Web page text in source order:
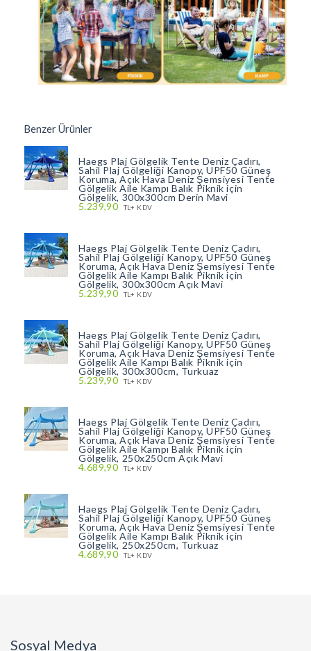
Benzer Ürünler
Haegs Plaj Gölgelik Tente Deniz Çadırı,
Sahil Plaj Gölgeliği Kanopy, UPF50 Güneş
Koruma, Açık Hava Deniz Şemsiyesi Tente
Gölgelik Aile Kampı Balık Piknik için
Gölgelik, 300x300cm Derin Mavi
5.239,90 TL+ KDV
Haegs Plaj Gölgelik Tente Deniz Çadırı,
Sahil Plaj Gölgeliği Kanopy, UPF50 Güneş
Koruma, Açık Hava Deniz Şemsiyesi Tente
Gölgelik Aile Kampı Balık Piknik için
Gölgelik, 300x300cm Açık Mavi
5.239,90 TL+ KDV
Haegs Plaj Gölgelik Tente Deniz Çadırı,
Sahil Plaj Gölgeliği Kanopy, UPF50 Güneş
Koruma, Açık Hava Deniz Şemsiyesi Tente
Gölgelik Aile Kampı Balık Piknik için
Gölgelik, 300x300cm, Turkuaz
5.239,90 TL+ KDV
Haegs Plaj Gölgelik Tente Deniz Çadırı,
Sahil Plaj Gölgeliği Kanopy, UPF50 Güneş
Koruma, Açık Hava Deniz Şemsiyesi Tente
Gölgelik Aile Kampı Balık Piknik için
Gölgelik, 250x250cm Açık Mavi
4.689,90 TL+ KDV
Haegs Plaj Gölgelik Tente Deniz Çadırı,
Sahil Plaj Gölgeliği Kanopy, UPF50 Güneş
Koruma, Açık Hava Deniz Şemsiyesi Tente
Gölgelik Aile Kampı Balık Piknik için
Gölgelik, 250x250cm, Turkuaz
4.689,90 TL+ KDV
Sosyal Medya